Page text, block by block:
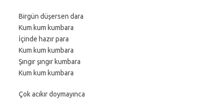
Birgün düşersen dara
Kum kum kumbara
İçinde hazır para
Kum kum kumbara
Şıngır şıngır kumbara
Kum kum kumbara
Çok acıkır doymayınca